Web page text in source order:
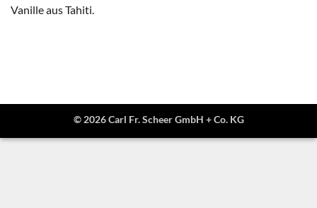
Vanille aus Tahiti.
© 2026 Carl Fr. Scheer GmbH + Co. KG